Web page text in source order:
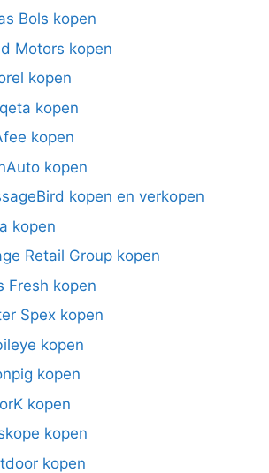
Bols kopen
Motors kopen
kopen
kopen
kopen
kopen
kopen en verkopen
kopen
Retail Group kopen
Fresh kopen
Spex kopen
kopen
kopen
kopen
kopen
kopen